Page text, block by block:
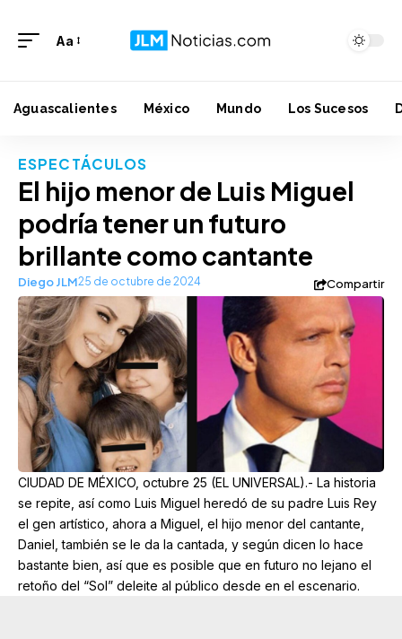
Aa
Aguascalientes México Mundo Los Sucesos
ESPECTÁCULOS
El hijo menor de Luis Miguel
podría tener un futuro
brillante como cantante
Diego JLM25 de octubre de 2024 Compartir
CIUDAD DE MÉXICO, octubre 25 (EL UNIVERSAL).- La historia
se repite, así como Luis Miguel heredó de su padre Luis Rey
el gen artístico, ahora a Miguel, el hijo menor del cantante,
Daniel, también se le da la cantada, y según dicen lo hace
bastante bien, así que es posible que en futuro no lejano el
retoño del “Sol” deleite al público desde en el escenario.